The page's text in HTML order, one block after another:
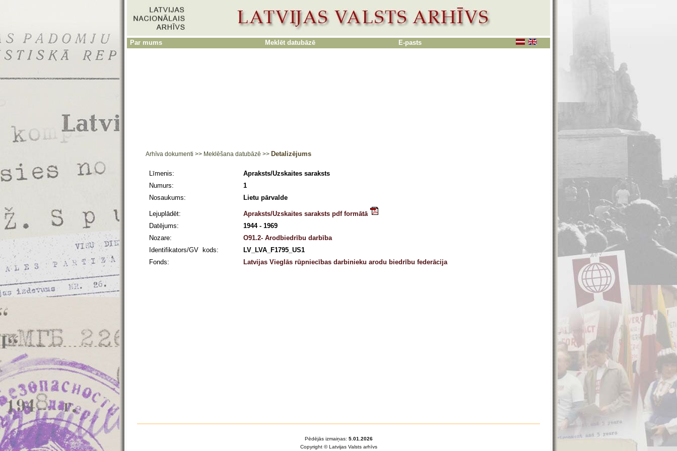
Par mums Meklēt datubāzē E-pasts
Arhīva dokumenti >> Meklēšana datubāzē >> Detalizējums
Līmenis:
Apraksts/Uzskaites saraksts
Numurs:
1
Nosaukums:
Lietu pārvalde
Lejuplādēt:
Apraksts/Uzskaites saraksts pdf formātā
Datējums:
1944 - 1969
Nozare:
O91.2- Arodbiedrību darbība
Identifikators/GV kods:
LV_LVA_F1795_US1
Fonds:
Latvijas Vieglās rūpniecības darbinieku arodu biedrību federācija
Pēdējās izmaiņas: 5.01.2026
Copyright © Latvijas Valsts arhīvs